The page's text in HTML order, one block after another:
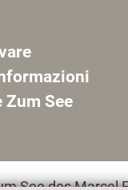
See